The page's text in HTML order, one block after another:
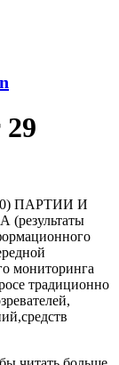
ПАРТИИ И
мониторинга
традиционно